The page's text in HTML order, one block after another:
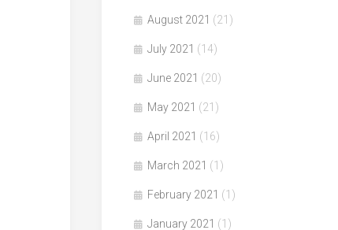
August 2021 (21)
July 2021 (14)
June 2021 (20)
May 2021 (21)
April 2021 (16)
March 2021 (1)
February 2021 (1)
January 2021 (1)